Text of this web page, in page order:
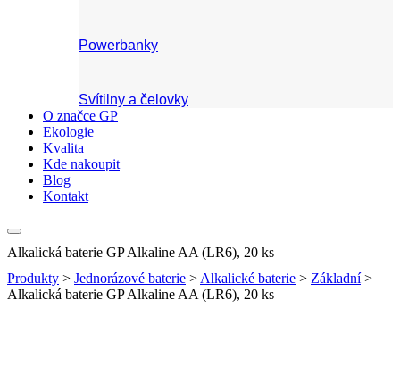
Powerbanky
Svítilny a čelovky
O značce GP
Ekologie
Kvalita
Kde nakoupit
Blog
Kontakt
Alkalická baterie GP Alkaline AA (LR6), 20 ks
Produkty > Jednorázové baterie > Alkalické baterie > Základní>
Alkalická baterie GP Alkaline AA (LR6), 20 ks